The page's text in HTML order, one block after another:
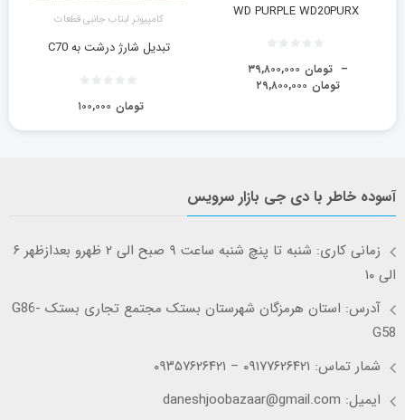
WD PURPLE WD20PURX
۳۹,۸۰۰,۰۰۰ تومان –
۲۹,۸۰۰,۰۰۰ تومان
کامپیوتر لبتاب جانبی قطعات
تبدیل شارژ درشت به C70
۱۰۰,۰۰۰ تومان
آسوده خاطر با دی جی بازار سرویس
زمانی کاری: شنبه تا پنچ شنبه ساعت ۹ صبح الی ۲ ظهرو بعدازظهر ۶
الی ۱۰
آدرس: استان هرمزگان شهرستان بستک مجتمع تجاری بستک G86-
G58
شمار تماس: ۰۹۱۷۷۶۲۶۴۲۱ – ۰۹۳۵۷۶۲۶۴۲۱
ایمیل: daneshjoobazaar@gmail.com